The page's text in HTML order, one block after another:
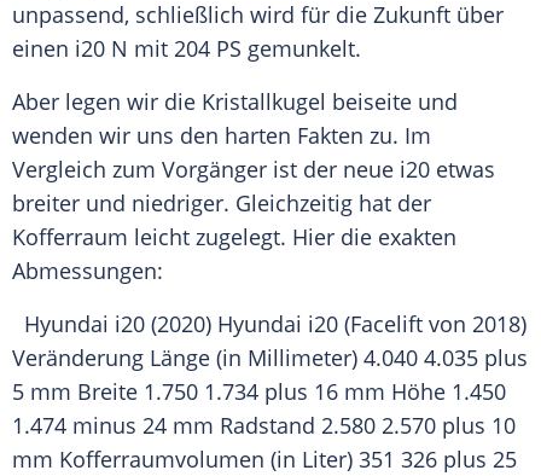
unpassend, schließlich wird für die Zukunft über
einen i20 N mit 204 PS gemunkelt.
Aber legen wir die Kristallkugel beiseite und
wenden wir uns den harten Fakten zu. Im
Vergleich zum Vorgänger ist der neue i20 etwas
breiter und niedriger. Gleichzeitig hat der
Kofferraum leicht zugelegt. Hier die exakten
Abmessungen:
Hyundai i20 (2020) Hyundai i20 (Facelift von 2018)
Veränderung Länge (in Millimeter) 4.040 4.035 plus
5 mm Breite 1.750 1.734 plus 16 mm Höhe 1.450
1.474 minus 24 mm Radstand 2.580 2.570 plus 10
mm Kofferraumvolumen (in Liter) 351 326 plus 25